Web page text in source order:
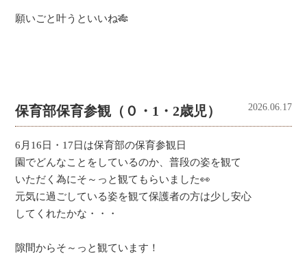
願いごと叶うといいね🎋
保育部保育参観（０・1・2歳児） 2026.06.17
6月16日・17日は保育部の保育参観日
園でどんなことをしているのか、普段の姿を観て
いただく為にそ～っと観てもらいました👀
元気に過ごしている姿を観て保護者の方は少し安心
してくれたかな・・・
隙間からそ～っと観ています！